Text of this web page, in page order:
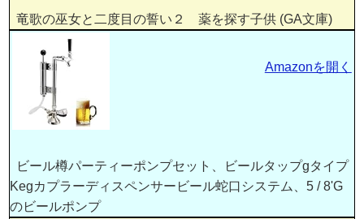
竜歌の巫女と二度目の誓い２ 薬を探す子供 (GA文庫)
ビール樽パーティーポンプセット、ビールタップgタイプ
Kegカプラーディスペンサービール蛇口システム、5 / 8'G
のビールポンプ
Amazonを開く